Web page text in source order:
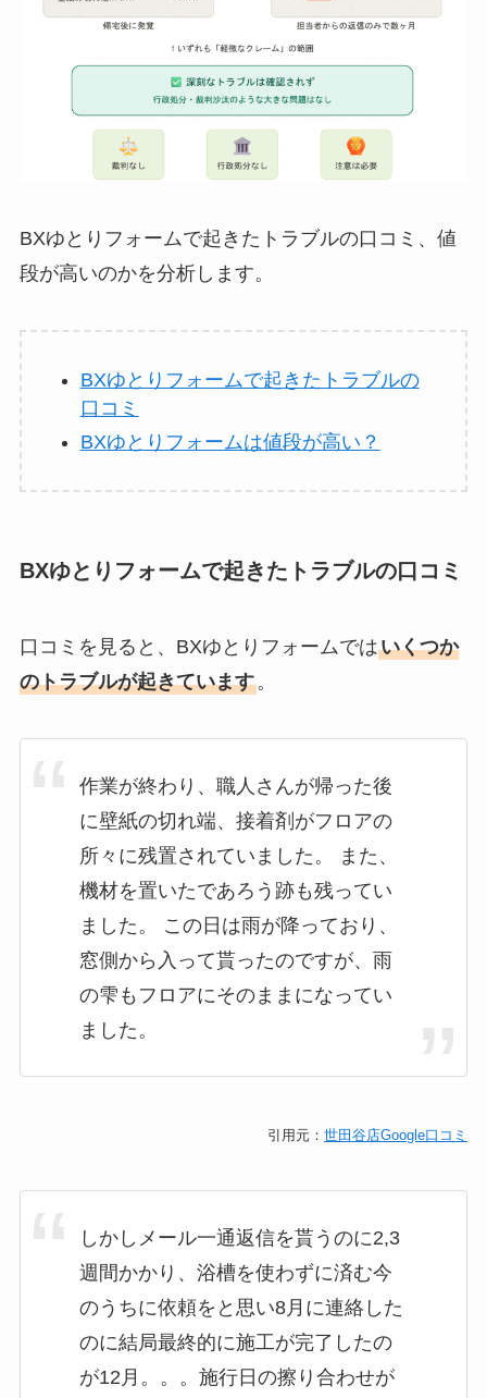
BXゆとりフォームで起きたトラブルの口コミ、値
段が高いのかを分析します。
BXゆとりフォームで起きたトラブルの
口コミ
BXゆとりフォームは値段が高い？
BXゆとりフォームで起きたトラブルの口コミ
口コミを見ると、BXゆとりフォームではいくつか
のトラブルが起きています。
作業が終わり、職人さんが帰った後
に壁紙の切れ端、接着剤がフロアの
所々に残置されていました。 また、
機材を置いたであろう跡も残ってい
ました。 この日は雨が降っており、
窓側から入って貰ったのですが、雨
の雫もフロアにそのままになってい
ました。
引用元：世田谷店Google口コミ
しかしメール一通返信を貰うのに2,3
週間かかり、浴槽を使わずに済む今
のうちに依頼をと思い8月に連絡した
のに結局最終的に施工が完了したの
が12月。。。施行日の擦り合わせが